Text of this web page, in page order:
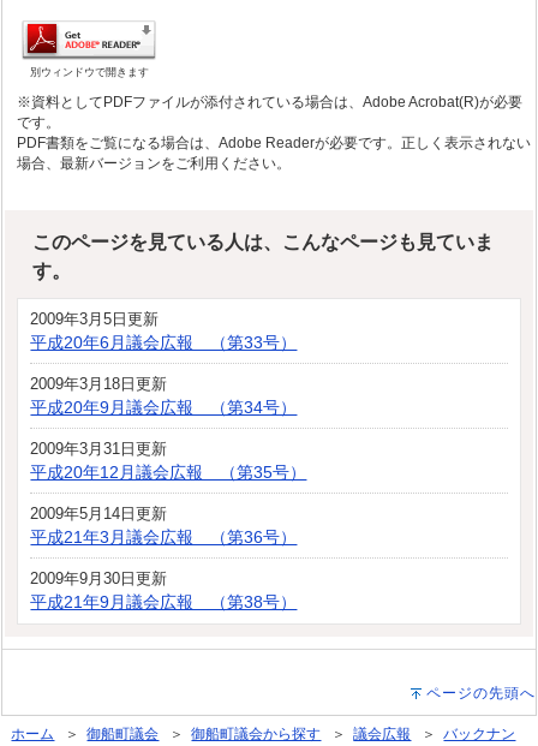
別ウィンドウで開きます
※資料としてPDFファイルが添付されている場合は、Adobe Acrobat(R)が必要
です。
PDF書類をご覧になる場合は、Adobe Readerが必要です。正しく表示されない
場合、最新バージョンをご利用ください。
このページを見ている人は、こんなページも見ていま
す。
2009年3月5日更新
平成20年6月議会広報 （第33号）
2009年3月18日更新
平成20年9月議会広報 （第34号）
2009年3月31日更新
平成20年12月議会広報 （第35号）
2009年5月14日更新
平成21年3月議会広報 （第36号）
2009年9月30日更新
平成21年9月議会広報 （第38号）
ページの先頭へ
ホーム ＞御船町議会 ＞御船町議会から探す ＞議会広報 ＞バックナン